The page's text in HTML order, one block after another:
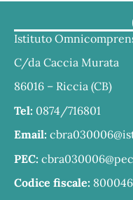
Istituto
C/da Caccia Murata
86016 – Riccia (CB)
Tel: 0874/716801
Email:
PEC:
Codice fiscale: